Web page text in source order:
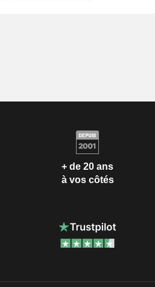
+ de 20 ans
à vos côtés